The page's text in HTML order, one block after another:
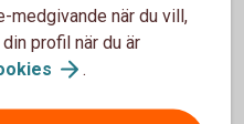
medgivande när du vill,
profil när du är
.